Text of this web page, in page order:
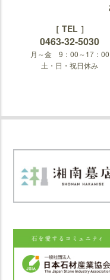
［ TEL ］
0463-32-5030
月～金 9：00～17：00
土・日・祝日休み